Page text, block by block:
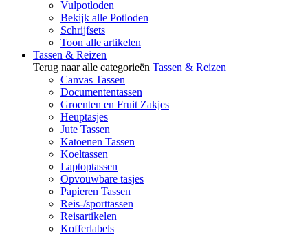
Vulpotloden
Bekijk alle Potloden
Schrijfsets
Toon alle artikelen
Tassen & Reizen
Terug naar alle categorieën Tassen & Reizen
Canvas Tassen
Documententassen
Groenten en Fruit Zakjes
Heuptasjes
Jute Tassen
Katoenen Tassen
Koeltassen
Laptoptassen
Opvouwbare tasjes
Papieren Tassen
Reis-/sporttassen
Reisartikelen
Kofferlabels